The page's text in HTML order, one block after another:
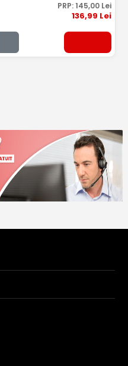
PRP: 145,00 Lei
136,99 Lei